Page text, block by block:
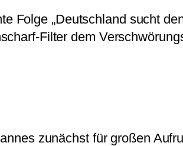
Folge „Deutschland sucht
Filter dem
zunächst für großen